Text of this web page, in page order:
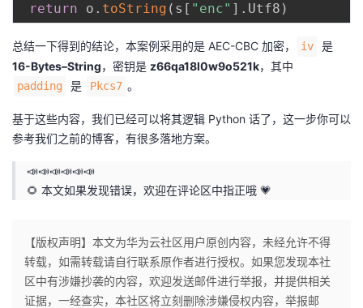
return o . toString ( s [ "enc" ] . Utf8 )
总结一下得到的结论，本案例采用的是 AEC-CBC 加密， iv
是
16-Bytes–String，密钥是 z66qa18l0w9o521k，其中
padding 是 Pkcs7 。
基于这些内容，我们已经可以将其逻辑 Python 话了，这一步你可以
参考我们之前的博客，有很多落地方案。
📣📣📣📣📣📣
🌻 本文如果发现错误，欢迎在评论区中指正哦 💗
【版权声明】本文为华为云社区用户原创内容，未经允许不得
转载，如需转载请自行联系原作者进行授权。如果您发现本社
区中有涉嫌抄袭的内容，欢迎发送邮件进行举报，并提供相关
证据，一经查实，本社区将立刻删除涉嫌侵权内容，举报邮